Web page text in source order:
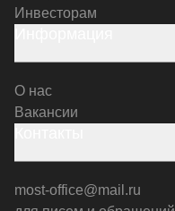
Инвесторам
О нас
Вакансии
most-office@mail.ru